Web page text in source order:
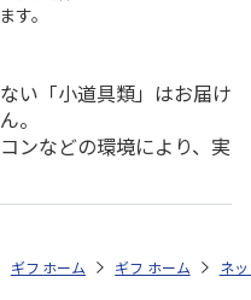
す。
い「小道具類」はお届け
。
ンなどの環境により、実
法要・香典返し 錦松梅 小判
内祝い・お返し 法要・香典返し
ギフト通販 お祝い・贈りもの
ホーム ギフト通販 商
ホーム ネ